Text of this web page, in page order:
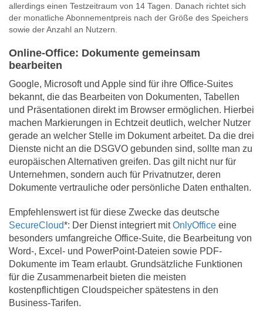
allerdings einen Testzeitraum von 14 Tagen. Danach richtet sich
der monatliche Abonnementpreis nach der Größe des Speichers
sowie der Anzahl an Nutzern.
Online-Office: Dokumente gemeinsam
bearbeiten
Google, Microsoft und Apple sind für ihre Office-Suites
bekannt, die das Bearbeiten von Dokumenten, Tabellen
und Präsentationen direkt im Browser ermöglichen. Hierbei
machen Markierungen in Echtzeit deutlich, welcher Nutzer
gerade an welcher Stelle im Dokument arbeitet. Da die drei
Dienste nicht an die DSGVO gebunden sind, sollte man zu
europäischen Alternativen greifen. Das gilt nicht nur für
Unternehmen, sondern auch für Privatnutzer, deren
Dokumente vertrauliche oder persönliche Daten enthalten.
Empfehlenswert ist für diese Zwecke das deutsche
SecureCloud*: Der Dienst integriert mitOnlyOffice eine
besonders umfangreiche Office-Suite, die Bearbeitung von
Word-, Excel- und PowerPoint-Dateien sowie PDF-
Dokumente im Team erlaubt. Grundsätzliche Funktionen
für die Zusammenarbeit bieten die meisten
kostenpflichtigen Cloudspeicher spätestens in den
Business-Tarifen.